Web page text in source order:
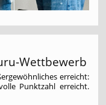
Wettbewerb
erreicht:
Punktzahl erreicht.